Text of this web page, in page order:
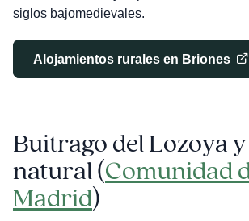
siglos bajomedievales.
Alojamientos rurales en Briones
Buitrago del Lozoya
natural (Comunidad
Madrid)